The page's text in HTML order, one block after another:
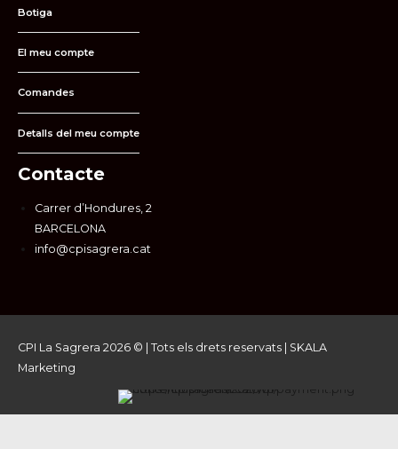
Botiga
El meu compte
Comandes
Detalls del meu compte
Contacte
Carrer d’Hondures, 2
BARCELONA
info@cpisagrera.cat
CPI La Sagrera 2026 © | Tots els drets reservats | SKALA
Marketing